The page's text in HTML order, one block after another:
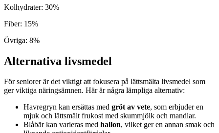
Kolhydrater: 30%
Fiber: 15%
Övriga: 8%
Alternativa livsmedel
För seniorer är det viktigt att fokusera på lättsmälta livsmedel som
ger viktiga näringsämnen. Här är några lämpliga alternativ:
Havregryn kan ersättas med gröt av vete, som erbjuder en
mjuk och lättsmält frukost med skummjölk och mandlar.
Blåbär kan varieras med hallon, vilket ger en annan smak och